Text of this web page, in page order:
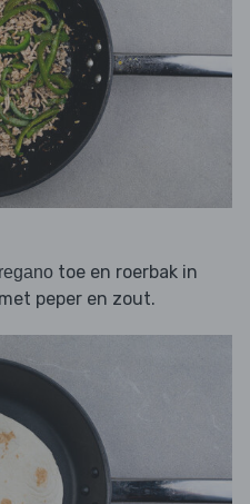
toe en roerbak in
peper en zout.